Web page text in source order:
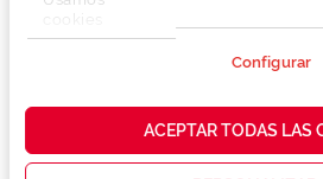
propias y de
cómo mejorar
servicios y
Configurar
ACEPTAR TODAS LAS